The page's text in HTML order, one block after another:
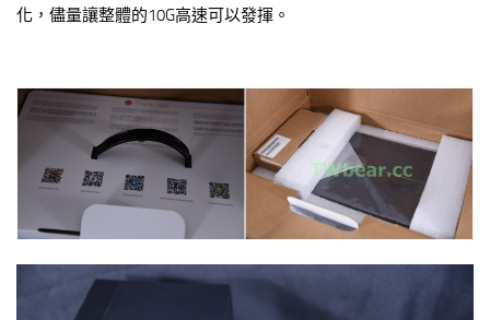
化，儘量讓整體的10G高速可以發揮。